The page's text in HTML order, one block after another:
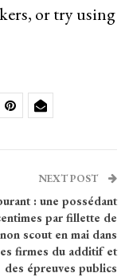
or try using
NEXT POST
: une possédant
par fillette de
scout en mai dans
firmes du additif et
des épreuves publics